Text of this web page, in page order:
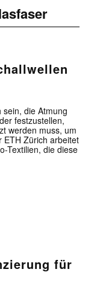
die Atmung
festzustellen,
werden muss, um
ETH Zürich arbeitet
Textilien, die diese
für